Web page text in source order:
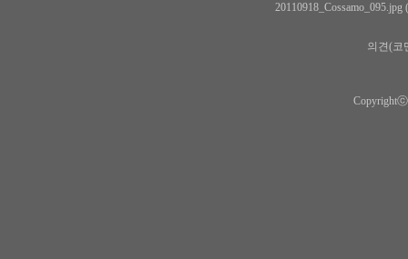
20110918_Cossamo_095.jpg
의견(코
Copyrightⓒ